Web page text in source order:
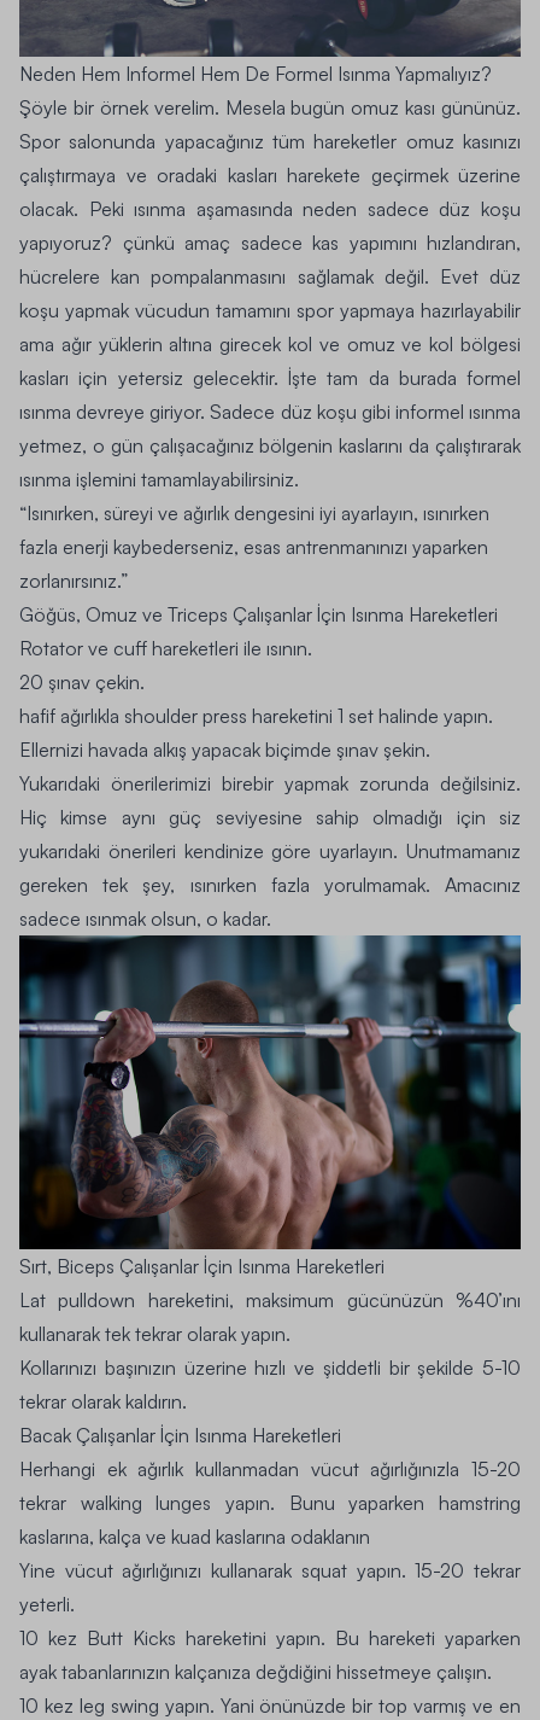
Neden Hem Informel Hem De Formel Isınma Yapmalıyız?
Şöyle bir örnek verelim. Mesela bugün omuz kası gününüz.
Spor salonunda yapacağınız tüm hareketler omuz kasınızı
çalıştırmaya ve oradaki kasları harekete geçirmek üzerine
olacak. Peki ısınma aşamasında neden sadece düz koşu
yapıyoruz? çünkü amaç sadece kas yapımını hızlandıran,
hücrelere kan pompalanmasını sağlamak değil. Evet düz
koşu yapmak vücudun tamamını spor yapmaya hazırlayabilir
ama ağır yüklerin altına girecek kol ve omuz ve kol bölgesi
kasları için yetersiz gelecektir. İşte tam da burada formel
ısınma devreye giriyor. Sadece düz koşu gibi informel ısınma
yetmez, o gün çalışacağınız bölgenin kaslarını da çalıştırarak
ısınma işlemini tamamlayabilirsiniz.
“Isınırken, süreyi ve ağırlık dengesini iyi ayarlayın, ısınırken
fazla enerji kaybederseniz, esas antrenmanınızı yaparken
zorlanırsınız.”
Göğüs, Omuz ve Triceps Çalışanlar İçin Isınma Hareketleri
Rotator ve cuff hareketleri ile ısının.
20 şınav çekin.
hafif ağırlıkla shoulder press hareketini 1 set halinde yapın.
Ellernizi havada alkış yapacak biçimde şınav şekin.
Yukarıdaki önerilerimizi birebir yapmak zorunda değilsiniz.
Hiç kimse aynı güç seviyesine sahip olmadığı için siz
yukarıdaki önerileri kendinize göre uyarlayın. Unutmamanız
gereken tek şey, ısınırken fazla yorulmamak. Amacınız
sadece ısınmak olsun, o kadar.
Sırt, Biceps Çalışanlar İçin Isınma Hareketleri
Lat pulldown hareketini, maksimum gücünüzün %40’ını
kullanarak tek tekrar olarak yapın.
Kollarınızı başınızın üzerine hızlı ve şiddetli bir şekilde 5-10
tekrar olarak kaldırın.
Bacak Çalışanlar İçin Isınma Hareketleri
Herhangi ek ağırlık kullanmadan vücut ağırlığınızla 15-20
tekrar walking lunges yapın. Bunu yaparken hamstring
kaslarına, kalça ve kuad kaslarına odaklanın
Yine vücut ağırlığınızı kullanarak squat yapın. 15-20 tekrar
yeterli.
10 kez Butt Kicks hareketini yapın. Bu hareketi yaparken
ayak tabanlarınızın kalçanıza değdiğini hissetmeye çalışın.
10 kez leg swing yapın. Yani önünüzde bir top varmış ve en